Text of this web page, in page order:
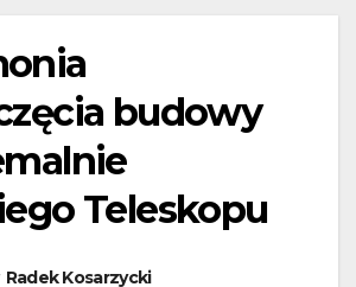
budowy
Teleskopu
Radek Kosarzycki